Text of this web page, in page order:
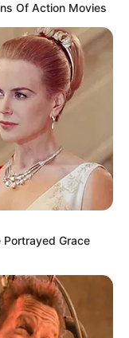
Of Action Movies
Portrayed Grace